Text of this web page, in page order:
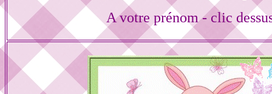
A votre prénom - clic